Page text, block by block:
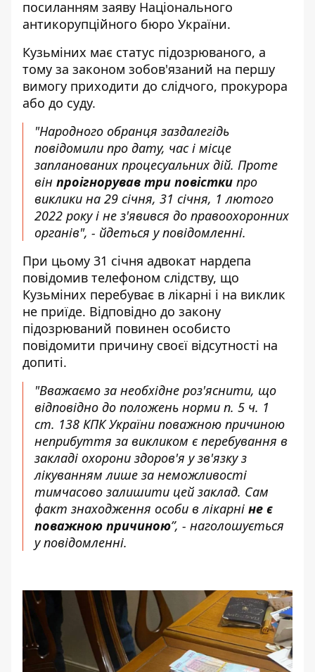
посиланням заяву Національного
антикорупційного бюро України.
Кузьміних має статус підозрюваного, а
тому за законом зобов'язаний на першу
вимогу приходити до слідчого, прокурора
або до суду.
"Народного обранця заздалегідь
повідомили про дату, час і місце
запланованих процесуальних дій. Проте
він проігнорував три повістки про
виклики на 29 січня, 31 січня, 1 лютого
2022 року і не з'явився до правоохоронних
органів", - йдеться у повідомленні.
При цьому 31 січня адвокат нардепа
повідомив телефоном слідству, що
Кузьміних перебуває в лікарні і на виклик
не приїде. Відповідно до закону
підозрюваний повинен особисто
повідомити причину своєї відсутності на
допиті.
"Вважаємо за необхідне роз'яснити, що
відповідно до положень норми п. 5 ч. 1
ст. 138 КПК України поважною причиною
неприбуття за викликом є ​​перебування в
закладі охорони здоров'я у зв'язку з
лікуванням лише за неможливості
тимчасово залишити цей заклад. Сам
факт знаходження особи в лікарні не є
поважною причиною”, - наголошується
у повідомленні.